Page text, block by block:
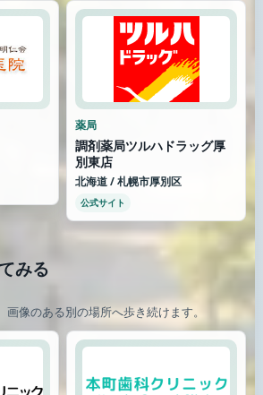
薬局
調剤薬局ツルハドラッグ厚
別東店
北海道 / 札幌市厚別区
公式サイト
みる
像のある別の場所へ歩き続けます。